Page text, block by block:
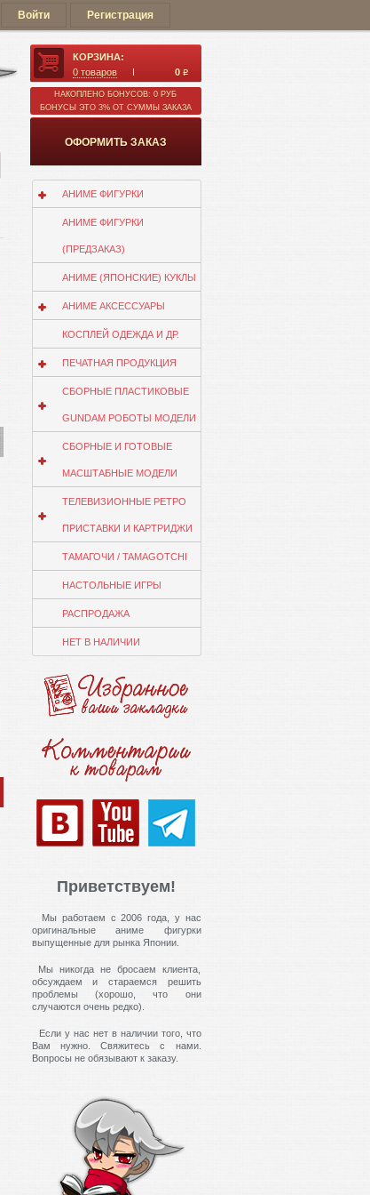
Войти Регистрация
КОРЗИНА:
0товаров 0 q
НАКОПЛЕНО БОНУСОВ: 0 РУБ
БОНУСЫ ЭТО 3% ОТ СУММЫ ЗАКАЗА
ОФОРМИТЬ ЗАКАЗ
АНИМЕ ФИГУРКИ
АНИМЕ ФИГУРКИ
(ПРЕДЗАКАЗ)
АНИМЕ (ЯПОНСКИЕ) КУКЛЫ
АНИМЕ АКСЕССУАРЫ
КОСПЛЕЙ ОДЕЖДА И ДР.
ПЕЧАТНАЯ ПРОДУКЦИЯ
СБОРНЫЕ ПЛАСТИКОВЫЕ
GUNDAM РОБОТЫ МОДЕЛИ
СБОРНЫЕ И ГОТОВЫЕ
МАСШТАБНЫЕ МОДЕЛИ
ТЕЛЕВИЗИОННЫЕ РЕТРО
ПРИСТАВКИ И КАРТРИДЖИ
ТАМАГОЧИ / TAMAGOTCHI
НАСТОЛЬНЫЕ ИГРЫ
РАСПРОДАЖА
НЕТ В НАЛИЧИИ
Приветствуем!
Мы работаем с 2006 года, у нас
оригинальные аниме фигурки
выпущенные для рынка Японии.
Мы никогда не бросаем клиента,
обсуждаем и стараемся решить
проблемы (хорошо, что они
случаются очень редко).
Если у нас нет в наличии того, что
Вам нужно. Свяжитесь с нами.
Вопросы не обязывают к заказу.